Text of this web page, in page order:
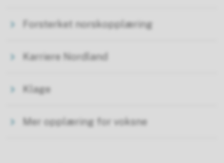
Forsterket norskopplæring
Karriere Nordland
Klage
Mer opplæring for voksne